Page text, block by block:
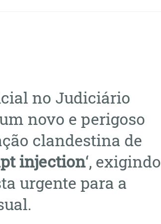
no Judiciário
novo e perigoso
clandestina de
injection‘, exigindo
urgente para a